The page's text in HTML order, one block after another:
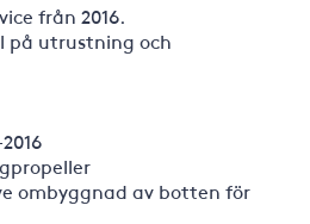
från 2016.
på utrustning och
ombyggnad av botten för